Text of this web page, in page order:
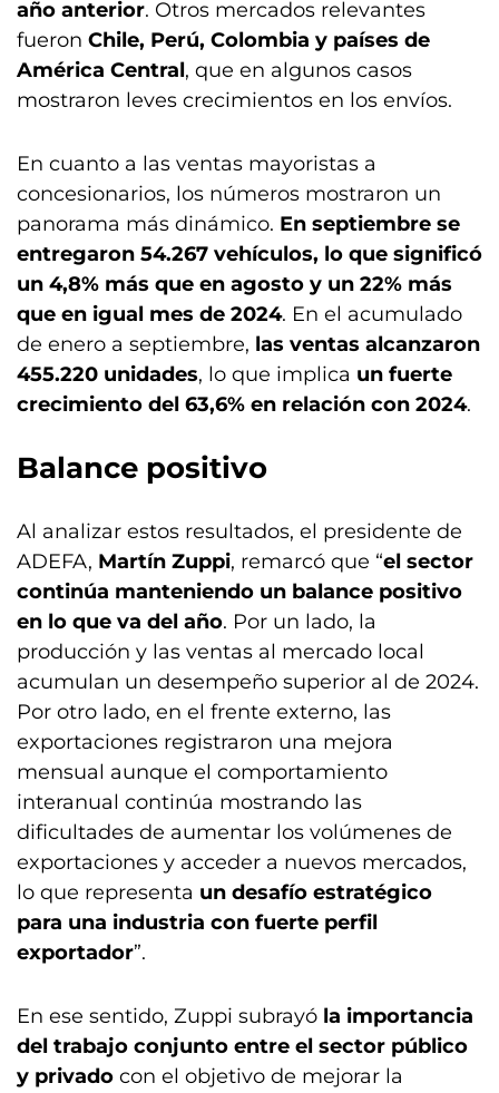
año anterior. Otros mercados relevantes
fueron Chile, Perú, Colombia y países de
América Central, que en algunos casos
mostraron leves crecimientos en los envíos.
En cuanto a las ventas mayoristas a
concesionarios, los números mostraron un
panorama más dinámico. En septiembre se
entregaron 54.267 vehículos, lo que significó
un 4,8% más que en agosto y un 22% más
que en igual mes de 2024. En el acumulado
de enero a septiembre, las ventas alcanzaron
455.220 unidades, lo que implica un fuerte
crecimiento del 63,6% en relación con 2024.
Balance positivo
Al analizar estos resultados, el presidente de
ADEFA, Martín Zuppi, remarcó que “el sector
continúa manteniendo un balance positivo
en lo que va del año. Por un lado, la
producción y las ventas al mercado local
acumulan un desempeño superior al de 2024.
Por otro lado, en el frente externo, las
exportaciones registraron una mejora
mensual aunque el comportamiento
interanual continúa mostrando las
dificultades de aumentar los volúmenes de
exportaciones y acceder a nuevos mercados,
lo que representa un desafío estratégico
para una industria con fuerte perfil
exportador”.
En ese sentido, Zuppi subrayó la importancia
del trabajo conjunto entre el sector público
y privado con el objetivo de mejorar la